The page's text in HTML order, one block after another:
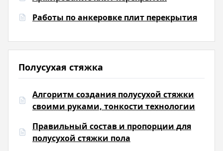
Работы по анкеровке плит перекрытия
Полусухая стяжка
Алгоритм создания полусухой стяжки
своими руками, тонкости технологии
Правильный состав и пропорции для
полусухой стяжки пола